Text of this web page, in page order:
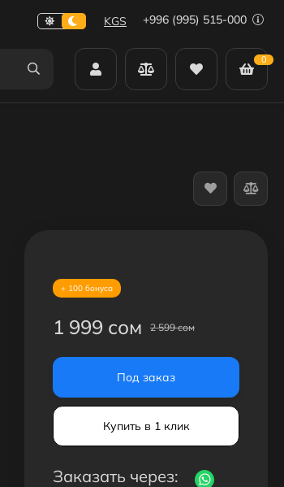
KGS +996 (995) 515-000
0
+ 100 бонуса
1 999 сом 2 599 сом
Под заказ
Купить в 1 клик
Заказать через: